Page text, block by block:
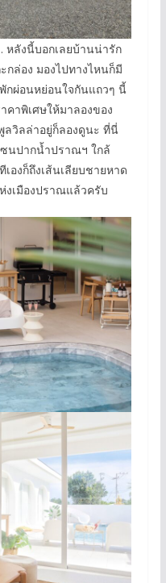
ลังนี้บอกเลยบ้านน่ารัก
กล่อง มองไปทางไหนก็มี
กผ่อนหย่อนใจกันแถวๆ นี้
าพิเศษให้มาลองของ
ลวิลล่าอยู่ก็ลองดูนะ ที่นี่
ซนปากน้ำปราณฯ ใกล้
องก็ถึงเส้นเลียบชายหาด
เมืองปราณแล้วครับ